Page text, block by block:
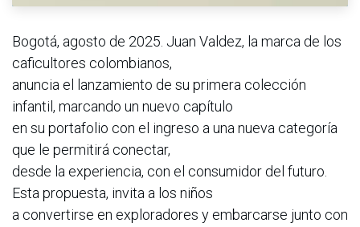
Bogotá, agosto de 2025. Juan Valdez, la marca de los
caficultores colombianos,
anuncia el lanzamiento de su primera colección
infantil, marcando un nuevo capítulo
en su portafolio con el ingreso a una nueva categoría
que le permitirá conectar,
desde la experiencia, con el consumidor del futuro.
Esta propuesta, invita a los niños
a convertirse en exploradores y embarcarse junto con